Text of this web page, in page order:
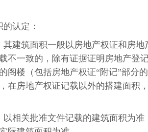
认定：
建筑面积一般以房地产权证和房地
不一致的，除有证据证明房地产登
阁楼（包括房地产权证“附记”部分
在房地产权证记载以外的搭建面积
以相关批准文件记载的建筑面积为